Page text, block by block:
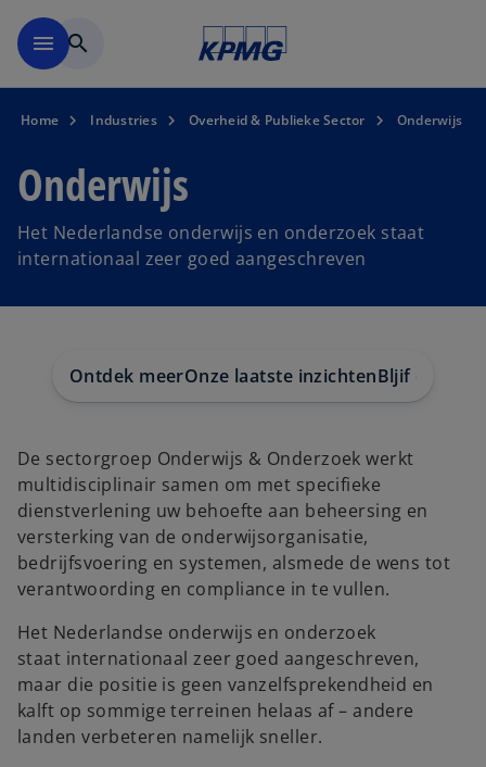
menu search
Home Industries Overheid & Publieke Sector Onderwijs
Onderwijs
Het Nederlandse onderwijs en onderzoek staat
internationaal zeer goed aangeschreven
Ontdek meerOnze laatste inzichtenBljif op de
De sectorgroep Onderwijs & Onderzoek werkt
multidisciplinair samen om met specifieke
dienstverlening uw behoefte aan beheersing en
versterking van de onderwijsorganisatie,
bedrijfsvoering en systemen, alsmede de wens tot
verantwoording en compliance in te vullen.
Het Nederlandse onderwijs en onderzoek
staat internationaal zeer goed aangeschreven,
maar die positie is geen vanzelfsprekendheid en
kalft op sommige terreinen helaas af – andere
landen verbeteren namelijk sneller.